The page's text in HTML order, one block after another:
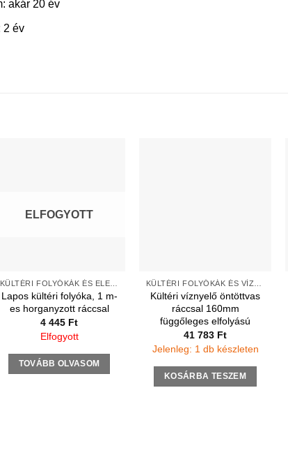
akár 20 év
2 év
ELFOGYOTT
Lapos kültéri folyóka, 1 m-
es horganyzott ráccsal
4 445 Ft
Elfogyott
TOVÁBB OLVASOM
Kültéri víznyelő öntöttvas
ráccsal 160mm
függőleges elfolyású
41 783 Ft
Jelenleg: 1 db készleten
KOSÁRBA TESZEM